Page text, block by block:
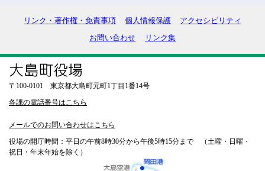
リンク・著作権・免責事項 個人情報保護 アクセシビリティ
お問い合わせ リンク集
〒100-0101 東京都大島町元町1丁目1番14号
各課の電話番号はこちら
メールでのお問い合わせはこちら
役場の開庁時間：平日の午前8時30分から午後5時15分まで （土曜・日曜・
祝日・年末年始を除く）